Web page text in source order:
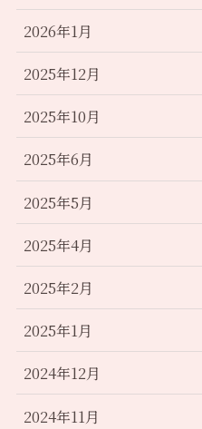
2026年1月
2025年12月
2025年10月
2025年6月
2025年5月
2025年4月
2025年2月
2025年1月
2024年12月
2024年11月